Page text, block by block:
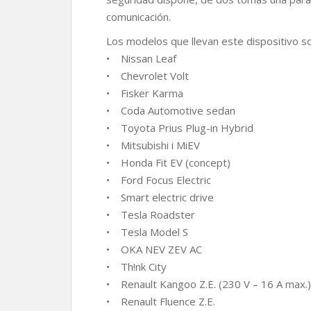
comunicación.
Los modelos que llevan este dispositivo
• Nissan Leaf
• Chevrolet Volt
• Fisker Karma
• Coda Automotive sedan
• Toyota Prius Plug-in Hybrid
• Mitsubishi i MiEV
• Honda Fit EV (concept)
• Ford Focus Electric
• Smart electric drive
• Tesla Roadster
• Tesla Model S
• OKA NEV ZEV AC
• Th!nk City
• Renault Kangoo Z.E. (230 V – 16 A max.)
• Renault Fluence Z.E.